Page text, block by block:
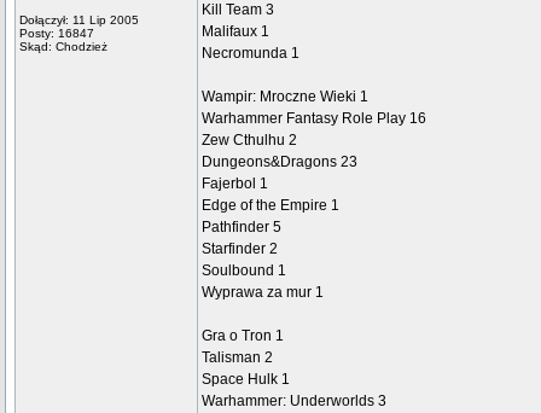
Dołączył: 11 Lip 2005
Posty: 16847
Skąd: Chodzież
Kill Team 3
Malifaux 1
Necromunda 1
Wampir: Mroczne Wieki 1
Warhammer Fantasy Role Play 16
Zew Cthulhu 2
Dungeons&Dragons 23
Fajerbol 1
Edge of the Empire 1
Pathfinder 5
Starfinder 2
Soulbound 1
Wyprawa za mur 1
Gra o Tron 1
Talisman 2
Space Hulk 1
Warhammer: Underworlds 3